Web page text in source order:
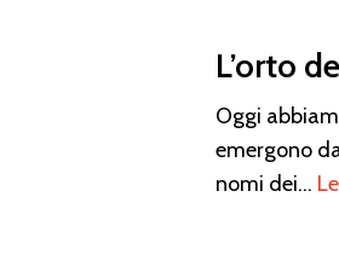
L’orto
Oggi
emergono
nomi dei…